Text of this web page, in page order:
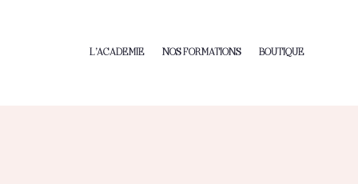
L’ACADEMIE NOS FORMATIONS BOUTIQUE